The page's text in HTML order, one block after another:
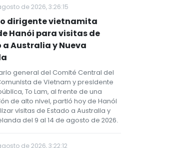
de 2026, 3:26:15
dirigente vietnamita
Hanói para visitas de
a Australia y Nueva
general del Comité Central del
de Vietnam y presidente
To Lam, al frente de una
de alto nivel, partió hoy de Hanói
visitas de Estado a Australia y
del 9 al 14 de agosto de 2026.
de 2026, 3:22:12